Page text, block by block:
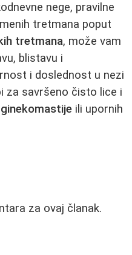
nege, pravilne
tretmana poput
tretmana, može vam
blistavu i
i doslednost u nezi
za savršeno čisto lice i
ginekomastije ili upornih
za ovaj članak.